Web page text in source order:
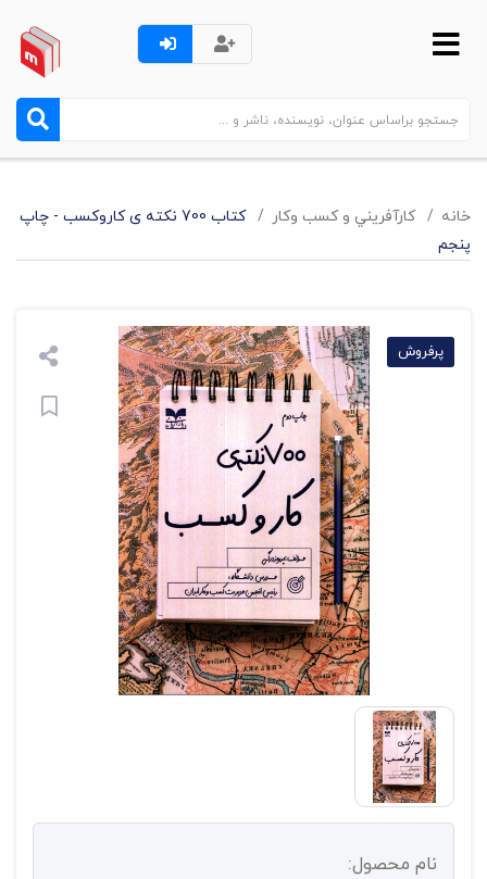
خانه کارآفريني و کسب وکار
کتاب 700 نکته ی کاروکسب - چاپ
پنجم
پرفروش
نام محصول: